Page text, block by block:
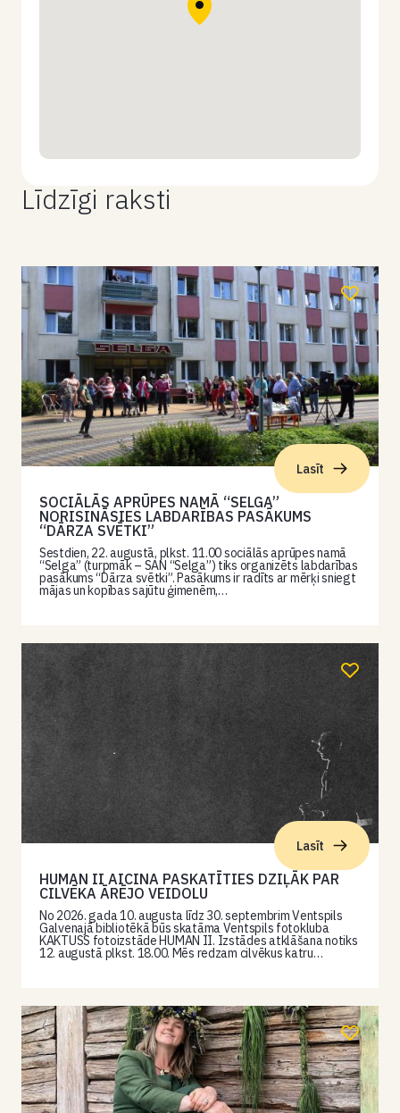
Līdzīgi raksti
Lasīt
SOCIĀLĀS APRŪPES NAMĀ “SELGA”
NORISINĀSIES LABDARĪBAS PASĀKUMS
“DĀRZA SVĒTKI”
Sestdien, 22. augustā, plkst. 11.00 sociālās aprūpes namā
“Selga” (turpmāk – SAN “Selga”) tiks organizēts labdarības
pasākums “Dārza svētki”. Pasākums ir radīts ar mērķi sniegt
mājas un kopības sajūtu ģimenēm,…
Lasīt
HUMAN II AICINA PASKATĪTIES DZIĻĀK PAR
CILVĒKA ĀRĒJO VEIDOLU
No 2026. gada 10. augusta līdz 30. septembrim Ventspils
Galvenajā bibliotēkā būs skatāma Ventspils fotokluba
KAKTUSS fotoizstāde HUMAN II. Izstādes atklāšana notiks
12. augustā plkst. 18.00. Mēs redzam cilvēkus katru…